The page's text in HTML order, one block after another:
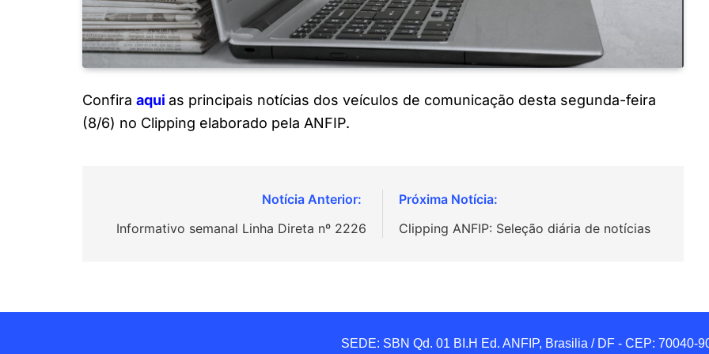
Confira aqui as principais notícias dos veículos de comunicação desta segunda-feira
(8/6) no Clipping elaborado pela ANFIP.
deInformativo semanal Linha Direta nº 2226 Clipping ANFIP: Seleção diária de notícias
SEDE: SBN Qd. 01 BI.H Ed. ANFIP, Brasilia / DF - CEP: 70040-